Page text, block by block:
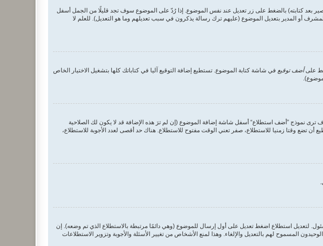
بعد كتابته) بالضغط على زر تعديل عند نفس الموضوع. إذا رُدّ على الموضوع سوف تجد قليلًا من الجمل أسفل
أو المدير بتعديل الموضوع (عليهم ترك رسالة يذكرون في سبب تعديلهم وما هو التعديل). للعلم لا
علىأضف توقيع في شاشة كتابة الموضوع. تستطيع إضافة التوقيع آليا في كتاباتك كلها بتشغيل الاختيار الخاص
نموذج ”أضف استطلاع“ أسفل شاشة إضافة الموضوع (إن لم ترَ هذه الإضافة قد لا يكون لك الصلاحية
وقتا زمنيا للاستطلاع، صفر تعني الوقت مفتوح للاستطلاع. هناك حد أقصى لعدد الأجوبة للاستطلاع،
لتعديل استطلاع اضغط تعديل على أول إرسال للموضوع (وهي دائمًا مرتبطة بالاستطلاع الذي تم وضعه). إن
المسموح لهم بالتعديل والإلغاء. وهذا لمنع الأشخاص من تغيير الأسئلة والأجوبة وتزوير الاستطلاعات